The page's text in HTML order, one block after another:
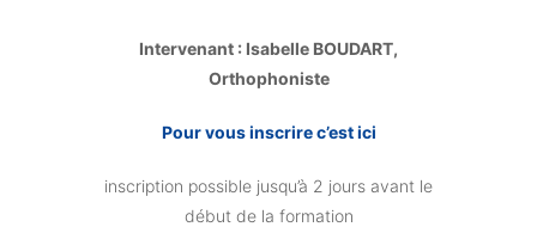
Intervenant : Isabelle BOUDART,
Orthophoniste
Pour vous inscrire c’est ici
inscription possible jusqu’à 2 jours avant le
début de la formation